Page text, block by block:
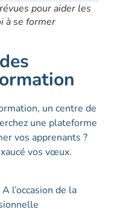
pour aider les
à se former
un centre de
une plateforme
vos apprenants ?
vos vœux.
l’occasion de la